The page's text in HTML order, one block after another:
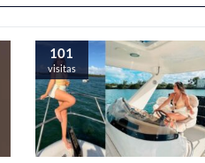
101
visitas